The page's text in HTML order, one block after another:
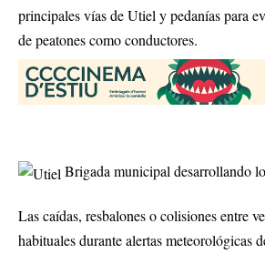
principales vías de Utiel y pedanías para
de peatones como conductores.
Brigada municipal desarrollando
Las caídas, resbalones o colisiones entre
habituales durante alertas meteorológicas